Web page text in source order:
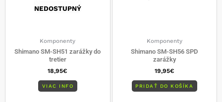
NEDOSTUPNÝ
Komponenty
Shimano SM-SH51 zarážky do
tretier
18,95€
VIAC INFO
Komponenty
Shimano SM-SH56 SPD
zarážky
19,95€
PRIDAŤ DO KOŠÍKA